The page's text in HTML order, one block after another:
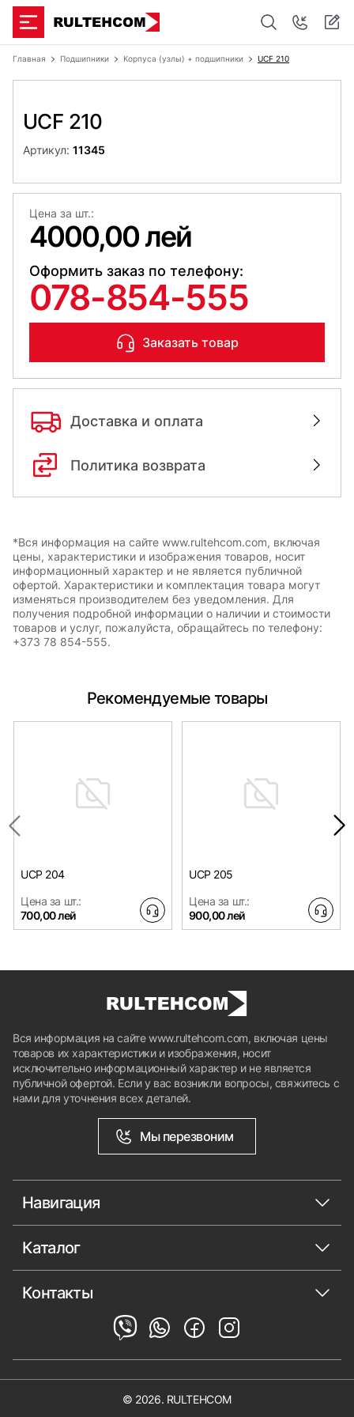
Главная Подшипники Корпуса (узлы) + подшипники UCF 210
UCF 210
Артикул: 11345
Цена за шт.:
4000,00 лей
Оформить заказ по телефону:
078-854-555
Заказать товар
Доставка и оплата
Политика возврата
*Вся информация на сайте www.rultehcom.com, включая
цены, характеристики и изображения товаров, носит
информационный характер и не является публичной
офертой. Характеристики и комплектация товара могут
изменяться производителем без уведомления. Для
получения подробной информации о наличии и стоимости
товаров и услуг, пожалуйста, обращайтесь по телефону:
+373 78 854-555.
Рекомендуемые товары
UCP 204
Цена за шт.:
700,00 лей
UCP 205
Цена за шт.:
900,00 лей
Вся информация на сайте www.rultehcom.com, включая цены
товаров их характеристики и изображения, носит
исключительно информационный характер и не является
публичной офертой. Если у вас возникли вопросы, свяжитесь с
нами для уточнения всех деталей.
Мы перезвоним
Навигация
Каталог
Контакты
© 2026. RULTEHCOM